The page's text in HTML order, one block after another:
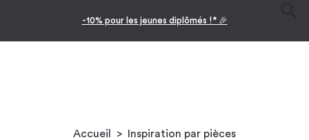
les jeunes diplômés !* 🎉
Accueil > Inspiration par pièces